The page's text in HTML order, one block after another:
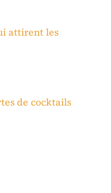
attirent les
de cocktails